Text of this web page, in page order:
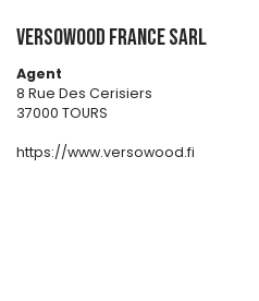
VERSOWOOD France SARL
Agent
8 Rue Des Cerisiers
37000 TOURS
https://www.versowood.fi